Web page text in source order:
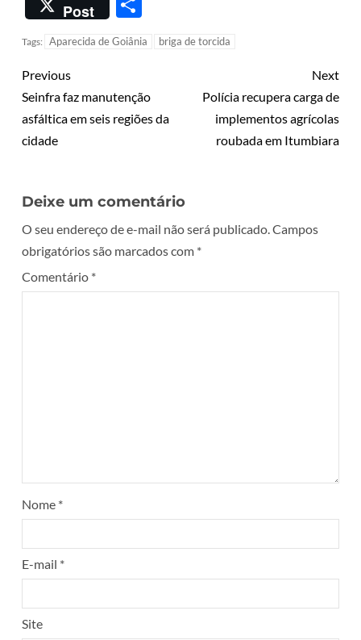
Post
Tags: Aparecida de Goiânia briga de torcida
Previous
Seinfra faz manutenção
asfáltica em seis regiões da
cidade
Next
Polícia recupera carga de
implementos agrícolas
roubada em Itumbiara
Deixe um comentário
O seu endereço de e-mail não será publicado.Campos
obrigatórios são marcados com *
Comentário *
Nome *
E-mail *
Site